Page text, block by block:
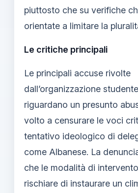
piuttosto che su verifiche
orientate a limitare la
Le critiche principali
Le principali accuse rivolte
dall’organizzazione
riguardano un presunto
volto a censurare le voci
tentativo ideologico di
come Albanese. La
che le modalità di
rischiare di instaurare un